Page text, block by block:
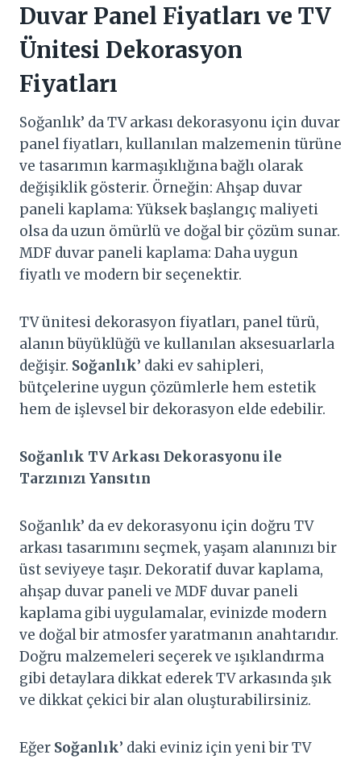
Duvar Panel Fiyatları ve TV
Ünitesi Dekorasyon
Fiyatları
Soğanlık’ da TV arkası dekorasyonu için duvar
panel fiyatları, kullanılan malzemenin türüne
ve tasarımın karmaşıklığına bağlı olarak
değişiklik gösterir. Örneğin: Ahşap duvar
paneli kaplama: Yüksek başlangıç maliyeti
olsa da uzun ömürlü ve doğal bir çözüm sunar.
MDF duvar paneli kaplama: Daha uygun
fiyatlı ve modern bir seçenektir.
TV ünitesi dekorasyon fiyatları, panel türü,
alanın büyüklüğü ve kullanılan aksesuarlarla
değişir. Soğanlık’ daki ev sahipleri,
bütçelerine uygun çözümlerle hem estetik
hem de işlevsel bir dekorasyon elde edebilir.
Soğanlık TV Arkası Dekorasyonu ile
Tarzınızı Yansıtın
Soğanlık’ da ev dekorasyonu için doğru TV
arkası tasarımını seçmek, yaşam alanınızı bir
üst seviyeye taşır. Dekoratif duvar kaplama,
ahşap duvar paneli ve MDF duvar paneli
kaplama gibi uygulamalar, evinizde modern
ve doğal bir atmosfer yaratmanın anahtarıdır.
Doğru malzemeleri seçerek ve ışıklandırma
gibi detaylara dikkat ederek TV arkasında şık
ve dikkat çekici bir alan oluşturabilirsiniz.
Eğer Soğanlık’ daki eviniz için yeni bir TV